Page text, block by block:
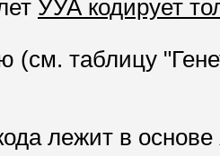
УУА кодирует
(см. таблицу
лежит в